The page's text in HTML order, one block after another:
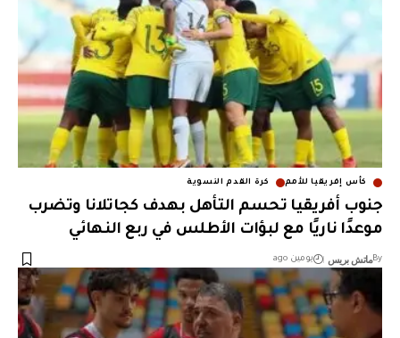
كأس إفريقيا للأمم كرة القدم النسوية
جنوب أفريقيا تحسم التأهل بهدف كجاتلانا وتضرب
موعدًا ناريًا مع لبؤات الأطلس في ربع النهائي
Byماتش بريس يومين ago